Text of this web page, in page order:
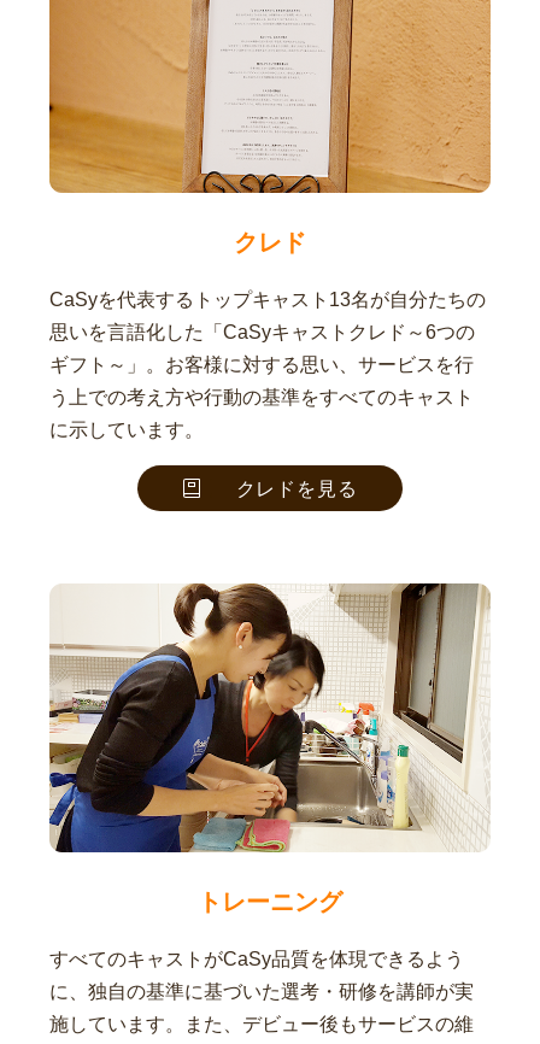
クレド
CaSyを代表するトップキャスト13名が自分たちの
思いを言語化した「CaSyキャストクレド～6つの
ギフト～」。お客様に対する思い、サービスを行
う上での考え方や行動の基準をすべてのキャスト
に示しています。
クレドを見る
トレーニング
すべてのキャストがCaSy品質を体現できるよう
に、独自の基準に基づいた選考・研修を講師が実
施しています。また、デビュー後もサービスの維